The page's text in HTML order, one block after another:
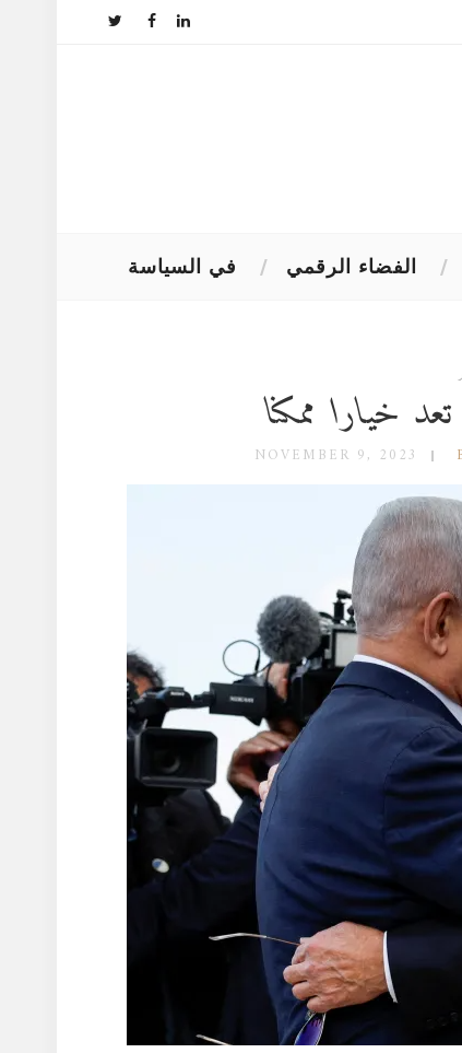
في السياسة الفضاء الرقمي
NOVEMBER 9, 2023